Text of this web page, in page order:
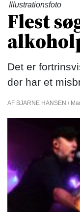
Illustrationsfoto
Flest
Det er
der har et
AF BJARNE HANSEN /